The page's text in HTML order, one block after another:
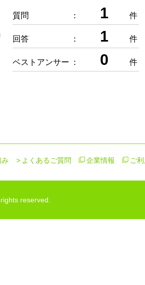
質問 ： 1 件
回答 ： 1 件
ベストアンサー ： 0 件
ご
企業情報
よくあるご質問
み
reserved.